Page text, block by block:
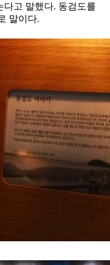
다고 말했다. 동검도를
말이다.